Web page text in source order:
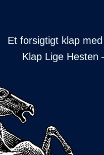
Et forsigtigt klap
Klap Lige Hesten